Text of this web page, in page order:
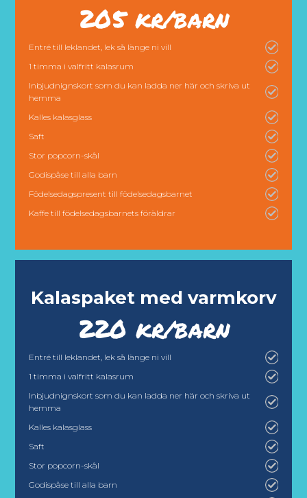
205 kr/barn
Entré till leklandet, lek så länge ni vill
1 timma i valfritt kalasrum
Inbjudnignskort som du kan ladda ner här och skriva ut
hemma
Kalles kalasglass
Saft
Stor popcorn-skål
Godispåse till alla barn
Födelsedagspresent till födelsedagsbarnet
Kaffe till födelsedagsbarnets föräldrar
Kalaspaket med varmkorv
220 kr/barn
Entré till leklandet, lek så länge ni vill
1 timma i valfritt kalasrum
Inbjudnignskort som du kan ladda ner här och skriva ut
hemma
Kalles kalasglass
Saft
Stor popcorn-skål
Godispåse till alla barn